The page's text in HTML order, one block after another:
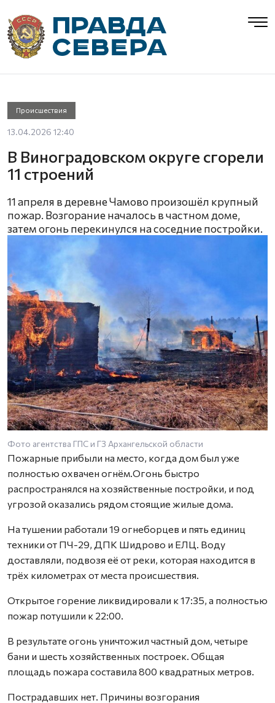
Происшествия
13.04.2026 12:40
В Виноградовском округе сгорели
11 строений
11 апреля в деревне Чамово произошёл крупный
пожар. Возгорание началось в частном доме,
затем огонь перекинулся на соседние постройки.
Фото агентства ГПС и ГЗ Архангельской области
Пожарные прибыли на место, когда дом был уже
полностью охвачен огнём.Огонь быстро
распространялся на хозяйственные постройки, и под
угрозой оказались рядом стоящие жилые дома.
На тушении работали 19 огнеборцев и пять единиц
техники от ПЧ-29, ДПК Шидрово и ЕЛЦ. Воду
доставляли, подвозя её от реки, которая находится в
трёх километрах от места происшествия.
Открытое горение ликвидировали к 17:35, а полностью
пожар потушили к 22:00.
В результате огонь уничтожил частный дом, четыре
бани и шесть хозяйственных построек. Общая
площадь пожара составила 800 квадратных метров.
Пострадавших нет. Причины возгорания